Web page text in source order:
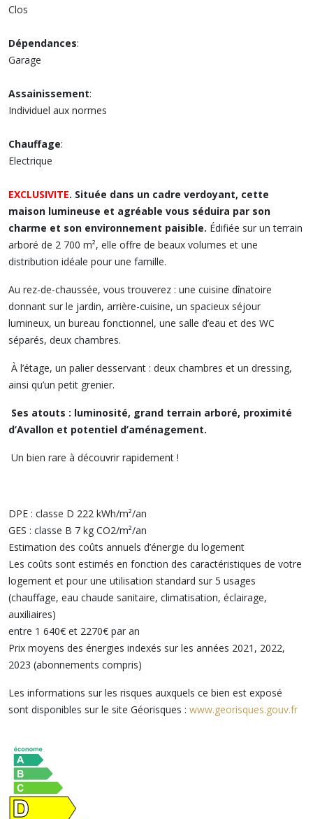
Clos
Dépendances:
Garage
Assainissement:
Individuel aux normes
Chauffage:
Electrique
EXCLUSIVITE. Située dans un cadre verdoyant, cette
maison lumineuse et agréable vous séduira par son
charme et son environnement paisible. Édifiée sur un terrain
arboré de 2 700 m², elle offre de beaux volumes et une
distribution idéale pour une famille.
Au rez-de-chaussée, vous trouverez : une cuisine dînatoire
donnant sur le jardin, arrière-cuisine, un spacieux séjour
lumineux, un bureau fonctionnel, une salle d’eau et des WC
séparés, deux chambres.
À l’étage, un palier desservant : deux chambres et un dressing,
ainsi qu’un petit grenier.
Ses atouts : luminosité, grand terrain arboré, proximité
d’Avallon et potentiel d’aménagement.
Un bien rare à découvrir rapidement !
DPE : classe D 222 kWh/m²/an
GES : classe B 7 kg CO2/m²/an
Estimation des coûts annuels d’énergie du logement
Les coûts sont estimés en fonction des caractéristiques de votre
logement et pour une utilisation standard sur 5 usages
(chauffage, eau chaude sanitaire, climatisation, éclairage,
auxiliaires)
entre 1 640€ et 2270€ par an
Prix moyens des énergies indexés sur les années 2021, 2022,
2023 (abonnements compris)
Les informations sur les risques auxquels ce bien est exposé
sont disponibles sur le site Géorisques : www.georisques.gouv.fr